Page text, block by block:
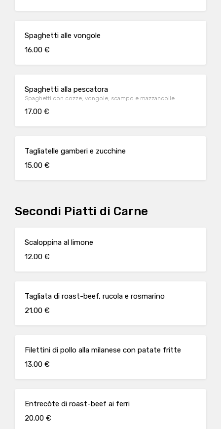
Spaghetti alle vongole
16.00 €
Spaghetti alla pescatora
Spaghetti con cozze, vongole, scampo e mazzancolle
17.00 €
Tagliatelle gamberi e zucchine
15.00 €
Secondi Piatti di Carne
Scaloppina al limone
12.00 €
Tagliata di roast-beef, rucola e rosmarino
21.00 €
Filettini di pollo alla milanese con patate fritte
13.00 €
Entrecòte di roast-beef ai ferri
20.00 €